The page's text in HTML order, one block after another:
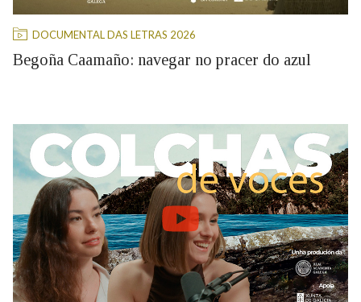
DOCUMENTAL DAS LETRAS 2026
Begoña Caamaño: navegar no pracer do azul